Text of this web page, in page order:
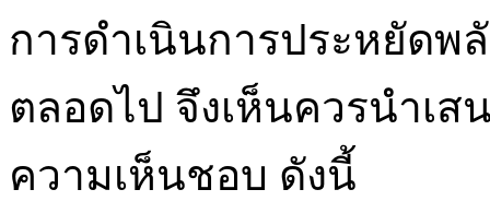
การดำเนินการประหยัดพ
ตลอดไป จึงเห็นควรนำเ
ความเห็นชอบ ดังนี้